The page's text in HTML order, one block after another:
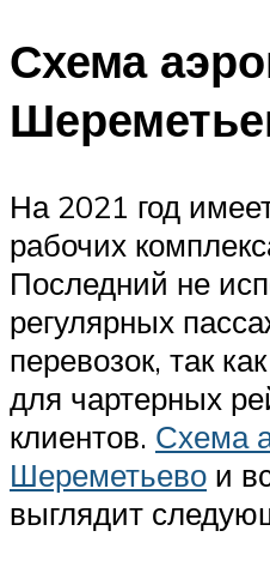
Схема
На 2021 год
рабочих
Последний не
регулярных
перевозок, так
для чартерных
клиентов. Схема
Шереметьево и
выглядит